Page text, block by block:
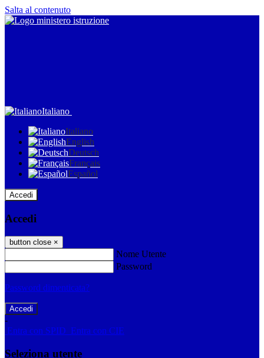
Salta al contenuto
Italiano
Italiano
English
Deutsch
Français
Español
Accedi
Accedi
button close ×
Nome Utente
Password
Password dimenticata?
-
Entra con SPID Entra con CIE
Seleziona utente